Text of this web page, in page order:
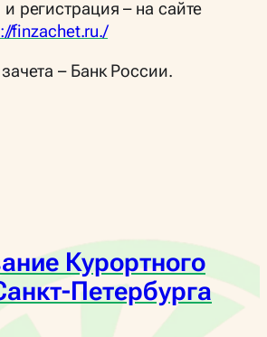
регистрация – на сайте
finzachet.ru./
– Банк России.
Курортного
Петербурга